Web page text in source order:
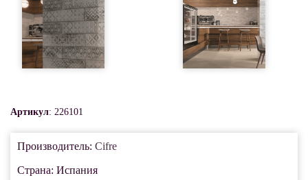
Артикул: 226101
Производитель: Cifre
Страна: Испания